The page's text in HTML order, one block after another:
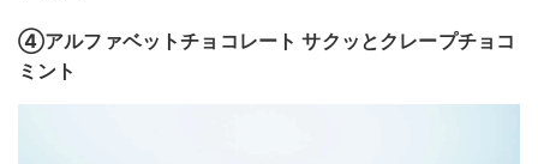
④アルファベットチョコレート サクッとクレープチョコ
ミント